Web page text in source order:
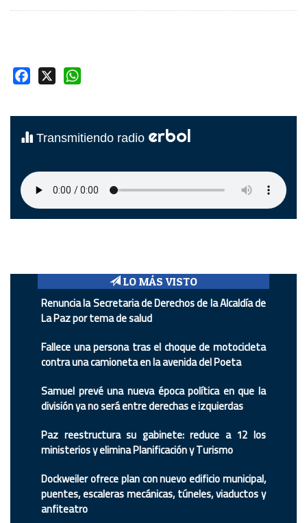
Facebook
Transmitiendo radio erbol
LO MÁS VISTO
Renuncia la Secretaria de Derechos de la Alcaldía de
La Paz por tema de salud
Fallece una persona tras el choque de motocicleta
contra una camioneta en la avenida del Poeta
Samuel prevé una nueva época política en que la
división ya no será entre derechas e izquierdas
Paz reestructura su gabinete: reduce a 12 los
ministerios y elimina Planificación y Turismo
Dockweiler ofrece plan con nuevo edificio municipal,
puentes, escaleras mecánicas, túneles, viaductos y
anfiteatro